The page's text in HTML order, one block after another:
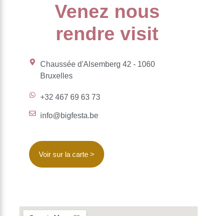
Venez nous
rendre visit
Chaussée d'Alsemberg 42 - 1060
Bruxelles
‪+32 467 69 63 73‬
info@bigfesta.be
Voir sur la carte >